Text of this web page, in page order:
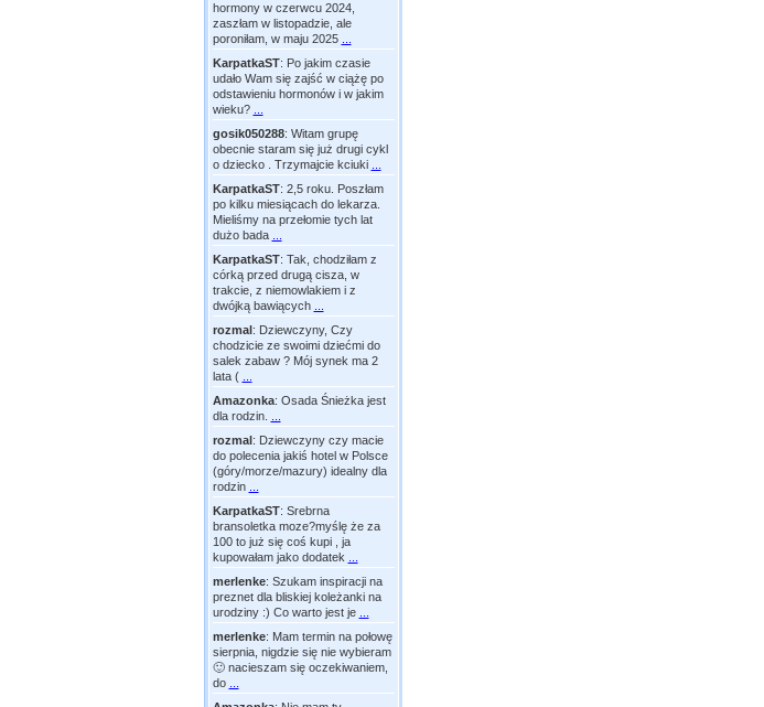
hormony w czerwcu 2024,
zaszłam w listopadzie, ale
poroniłam, w maju 2025
KarpatkaST: Po jakim czasie
udało Wam się zajść w ciążę po
odstawieniu hormonów i w jakim
wieku?
gosik050288: Witam grupę
obecnie staram się już drugi cykl
o dziecko . Trzymajcie kciuki
KarpatkaST: 2,5 roku. Poszłam
po kilku miesiącach do lekarza.
Mieliśmy na przełomie tych lat
dużo bada
KarpatkaST: Tak, chodziłam z
córką przed drugą cisza, w
trakcie, z niemowlakiem i z
dwójką bawiących
rozmal: Dziewczyny, Czy
chodzicie ze swoimi dziećmi do
salek zabaw ? Mój synek ma 2
lata (
Amazonka: Osada Śnieżka jest
dla rodzin.
rozmal: Dziewczyny czy macie
do polecenia jakiś hotel w Polsce
(góry/morze/mazury) idealny dla
rodzin
KarpatkaST: Srebrna
bransoletka moze?myślę że za
100 to już się coś kupi , ja
kupowałam jako dodatek
merlenke: Szukam inspiracji na
preznet dla bliskiej koleżanki na
urodziny :) Co warto jest je
merlenke: Mam termin na połowę
sierpnia, nigdzie się nie wybieram
🙂 nacieszam się oczekiwaniem,
do